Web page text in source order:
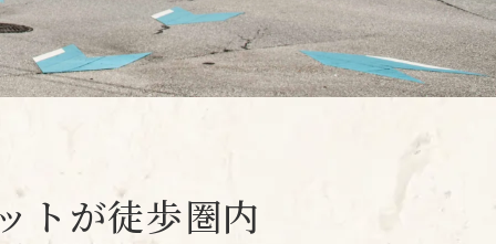
トが徒歩圏内